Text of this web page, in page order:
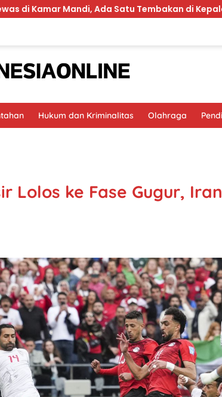
Ada Satu Tembakan di Kepala AI dan
Hukum dan Kriminalitas Olahraga
Lolos ke Fase Gugur,